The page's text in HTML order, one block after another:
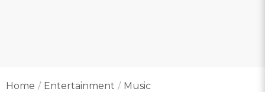
Home Entertainment Music